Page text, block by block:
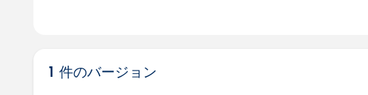
1 件のバージョン